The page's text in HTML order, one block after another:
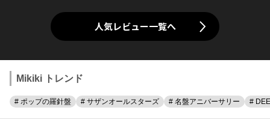
人気レビュー一覧へ
Mikiki トレンド
# ポップの羅針盤 # サザンオールスターズ # 名盤アニバーサリー #